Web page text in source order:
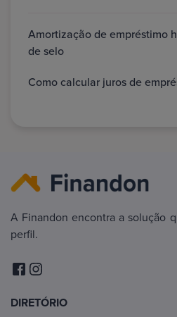
Amortização de empréstimo
de selo
Como calcular juros de
A Finandon encontra a solução
perfil.
DIRETÓRIO